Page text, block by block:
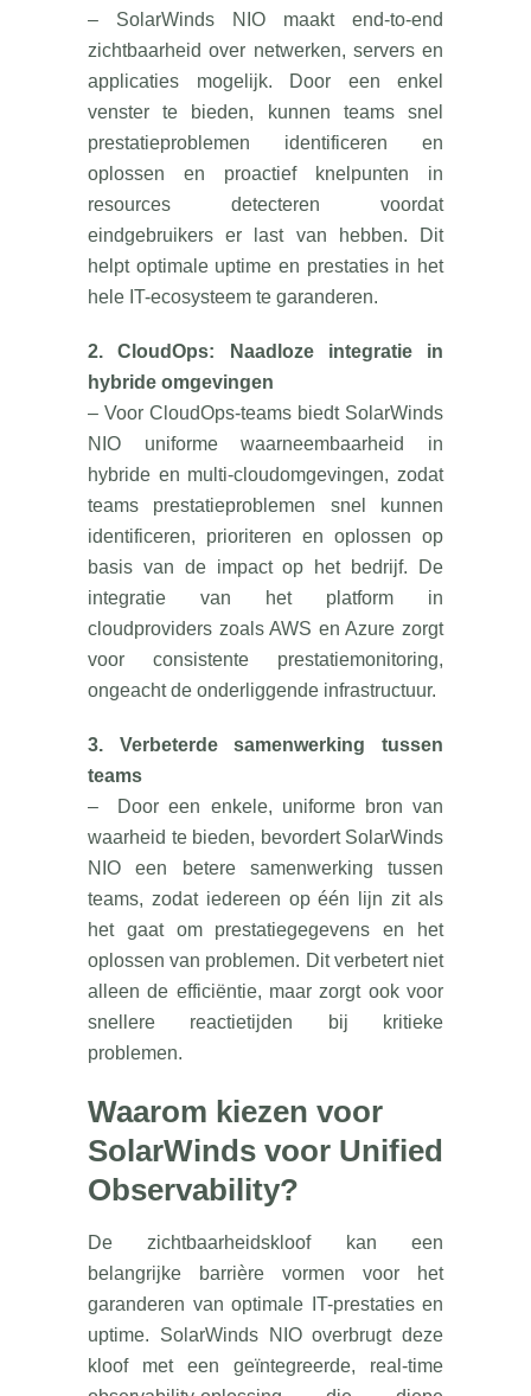
– SolarWinds NIO maakt end-to-end
zichtbaarheid over netwerken, servers en
applicaties mogelijk. Door een enkel
venster te bieden, kunnen teams snel
prestatieproblemen identificeren en
oplossen en proactief knelpunten in
resources detecteren voordat
eindgebruikers er last van hebben. Dit
helpt optimale uptime en prestaties in het
hele IT-ecosysteem te garanderen.
2. CloudOps: Naadloze integratie in
hybride omgevingen
– Voor CloudOps-teams biedt SolarWinds
NIO uniforme waarneembaarheid in
hybride en multi-cloudomgevingen, zodat
teams prestatieproblemen snel kunnen
identificeren, prioriteren en oplossen op
basis van de impact op het bedrijf. De
integratie van het platform in
cloudproviders zoals AWS en Azure zorgt
voor consistente prestatiemonitoring,
ongeacht de onderliggende infrastructuur.
3. Verbeterde samenwerking tussen
teams
– Door een enkele, uniforme bron van
waarheid te bieden, bevordert SolarWinds
NIO een betere samenwerking tussen
teams, zodat iedereen op één lijn zit als
het gaat om prestatiegegevens en het
oplossen van problemen. Dit verbetert niet
alleen de efficiëntie, maar zorgt ook voor
snellere reactietijden bij kritieke
problemen.
Waarom kiezen voor
SolarWinds voor Unified
Observability?
De zichtbaarheidskloof kan een
belangrijke barrière vormen voor het
garanderen van optimale IT-prestaties en
uptime. SolarWinds NIO overbrugt deze
kloof met een geïntegreerde, real-time